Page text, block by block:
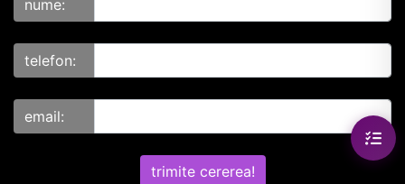
nume:
telefon:
email:
trimite cererea!